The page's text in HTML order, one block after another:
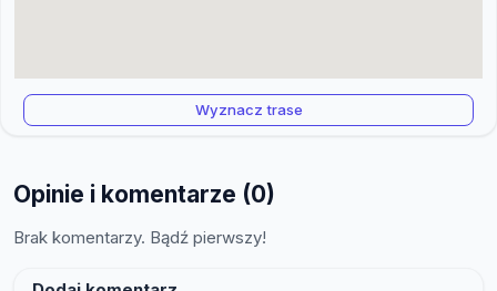
Wyznacz trase
Opinie i komentarze (0)
Brak komentarzy. Bądź pierwszy!